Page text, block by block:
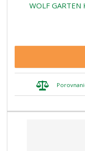
WOLF GARTEN